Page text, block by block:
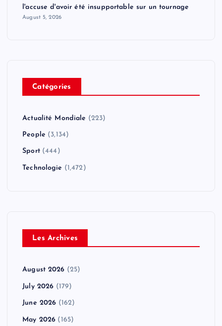
l'accuse d'avoir été insupportable sur un tournage
August 5, 2026
Catégories
Actualité Mondiale (223)
People (3,134)
Sport(444)
Technologie (1,472)
Les Archives
August 2026 (25)
July 2026 (179)
June 2026 (162)
May 2026 (165)